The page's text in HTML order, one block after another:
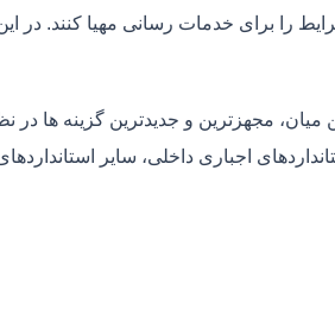
را برای خدمات رسانی مهیا کنند. در
مجهزترین و جدیدترین گزینه ها در
اجباری داخلی، سایر